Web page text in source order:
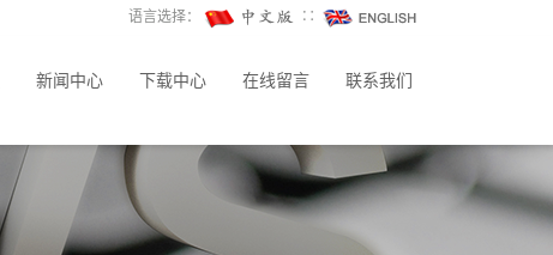
语言选择： ∷
新闻中心 下载中心 在线留言 联系我们